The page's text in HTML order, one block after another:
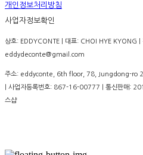
개인정보처리방침
사업자정보확인
상호: EDDYCONTE | 대표: CHOI HYE
eddydeconte@gmail.com
주소: eddyconte, 6th floor, 78, Jungdong-ro
| 사업자등록번호: 867-16-00777 | 통신판매:
스샵